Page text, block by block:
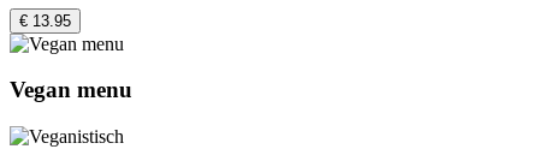
€ 13.95
Vegan menu